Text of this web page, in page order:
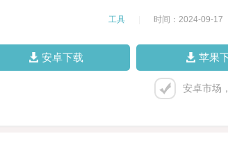
工具 时间：2024-09-17
安卓下载 苹果
安卓市场